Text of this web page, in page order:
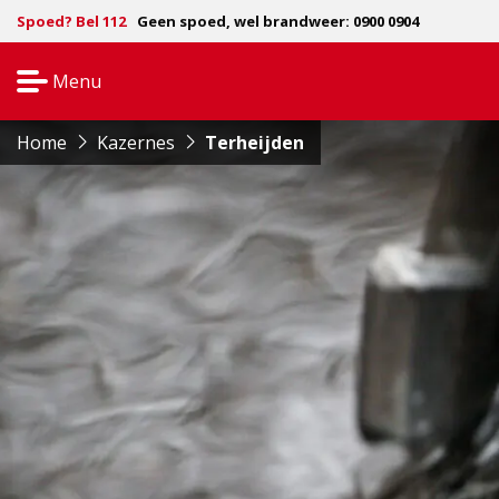
Spoed? Bel 112 Geen spoed, wel brandweer: 0900 0904
Menu
navigatie
Home Kazernes Terheijden